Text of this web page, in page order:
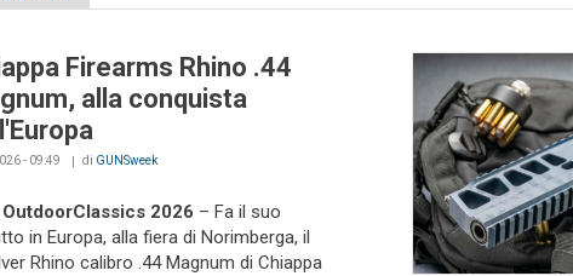
Firearms Rhino .44
alla conquista
- 09:49 di GUNSweek
OutdoorClassics 2026 – Fa il suo
in Europa, alla fiera di Norimberga, il
Rhino calibro .44 Magnum di Chiappa